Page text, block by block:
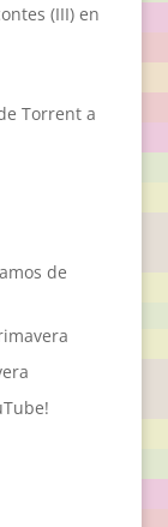
(III) en
Torrent a
de